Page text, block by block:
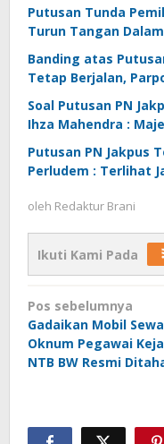
Putusan Tunda
Turun Tangan
Banding atas
Tetap Berjalan,
Soal Putusan PN
Ihza Mahendra :
Putusan PN Jakpus
Perludem : Terlihat
oleh Redaktur Brani
Ikuti Kami Pada
Navigasi
pos
Pos sebelumnya
Gadaikan Mobil
Oknum Pegawai
NTB BW Resmi